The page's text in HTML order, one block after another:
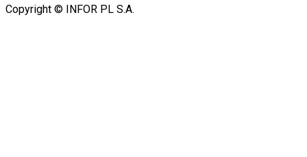
Copyright © INFOR PL S.A.